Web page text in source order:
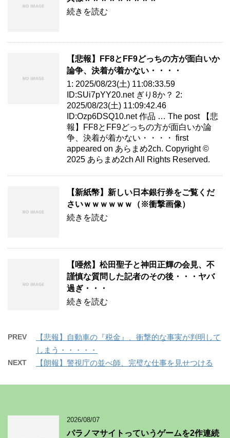
続きを読む
【悲報】FF8とFF9どっちの方が面白いか
論争、決着が着かない・・・・
1: 2025/08/23(土) 11:08:33.59
ID:SUi7pYY20.net ぎり8か？ 2:
2025/08/23(土) 11:09:42.46
ID:Ozp6DSQ10.net 作品 … The post 【悲
報】FF8とFF9どっちの方が面白いか論
争、決着が着かない・・・・ first
appeared on あらまめ2ch. Copyright ©
2025 あらまめ2ch All Rights Reserved.
【新紙幣】新しい日本銀行券をご覧くだ
さいｗｗｗｗｗｗ（※衝撃画像）
続きを読む
【唖然】松田聖子と神田正輝の会見、不
謹慎な質問した記者のその後・・・ヤバ
過ぎ・・・
続きを読む
PREV
【悲報】自動車の『税金』、衝撃的な事実が判明して
しまう・・・・・
NEXT 【朗報】警視庁の並べ師、完璧な仕事を見せつける
2026/08/07
パラノマサイトっていうゲームを2作連続